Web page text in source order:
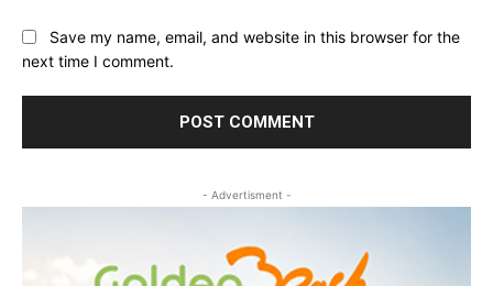
Save my name, email, and website in this browser for the
next time I comment.
- Advertisment -